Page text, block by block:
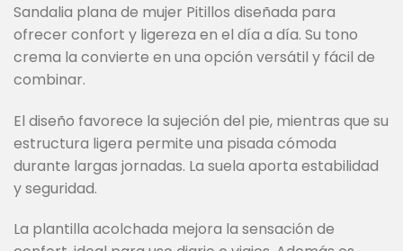
Sandalia plana de mujer Pitillos diseñada para
ofrecer confort y ligereza en el día a día. Su tono
crema la convierte en una opción versátil y fácil de
combinar.
El diseño favorece la sujeción del pie, mientras que su
estructura ligera permite una pisada cómoda
durante largas jornadas. La suela aporta estabilidad
y seguridad.
La plantilla acolchada mejora la sensación de